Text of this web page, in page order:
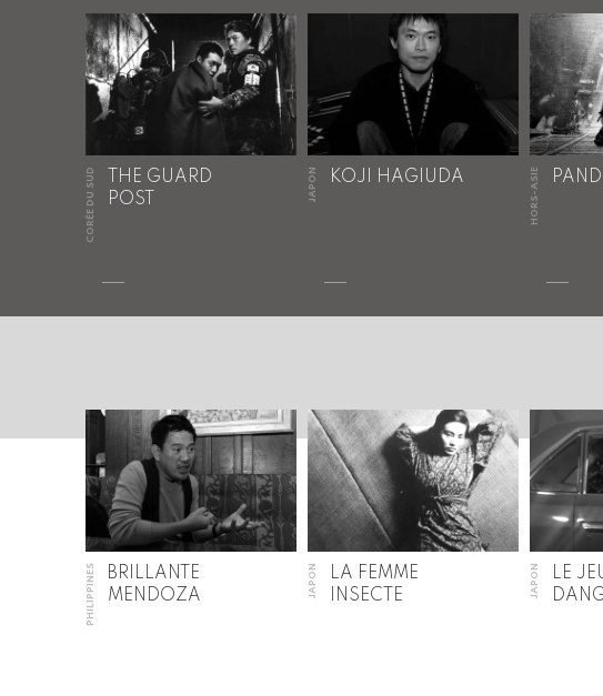
CORÉE DU SUD
THE GUARD
POST
JAPON KOJI HAGIUDA HORS-ASIE
PHILIPPINES
BRILLANTE
MENDOZA
JAPON
LA FEMME
INSECTE
JAPON
LE